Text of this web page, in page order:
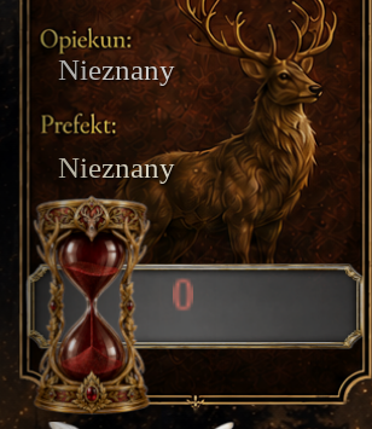
0
Nieznany
Nieznany